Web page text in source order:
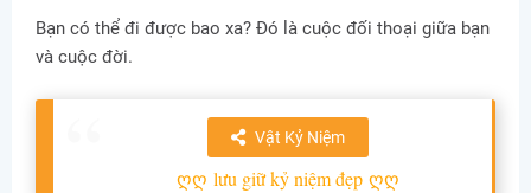
Bạn có thể đi được bao xa? Đó là cuộc đối thoại giữa bạn
và cuộc đời.
Vật Kỷ Niệm
ღღ lưu giữ kỷ niệm đẹp ღღ